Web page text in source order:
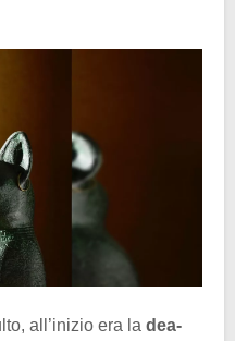
all’inizio era la dea-